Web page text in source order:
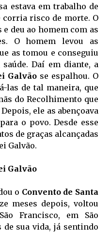
estava em trabalho de
corria risco de morte. O
deu ao homem com as
O homem levou as
as tomou e conseguiu
Daí em diante, a
Galvão se espalhou. O
las de tal maneira, que
do Recolhimento que
ele as abençoava
o povo. Desde esse
de graças alcançadas
Galvão.
Galvão
o Convento de Santa
meses depois, voltou
Francisco, em São
sua vida, já sentindo